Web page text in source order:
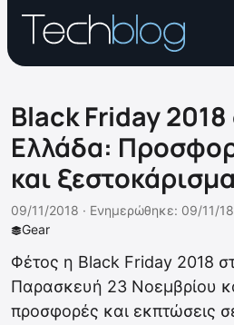
Black Friday
Ελλάδα:
και ξεστοκάρισμα
Gear
09/11/2018 · Ενημερώθηκε: 09/11/18
Φέτος η Black Friday 2018
Παρασκευή 23 Νοεμβρίου
προσφορές και εκπτώσεις